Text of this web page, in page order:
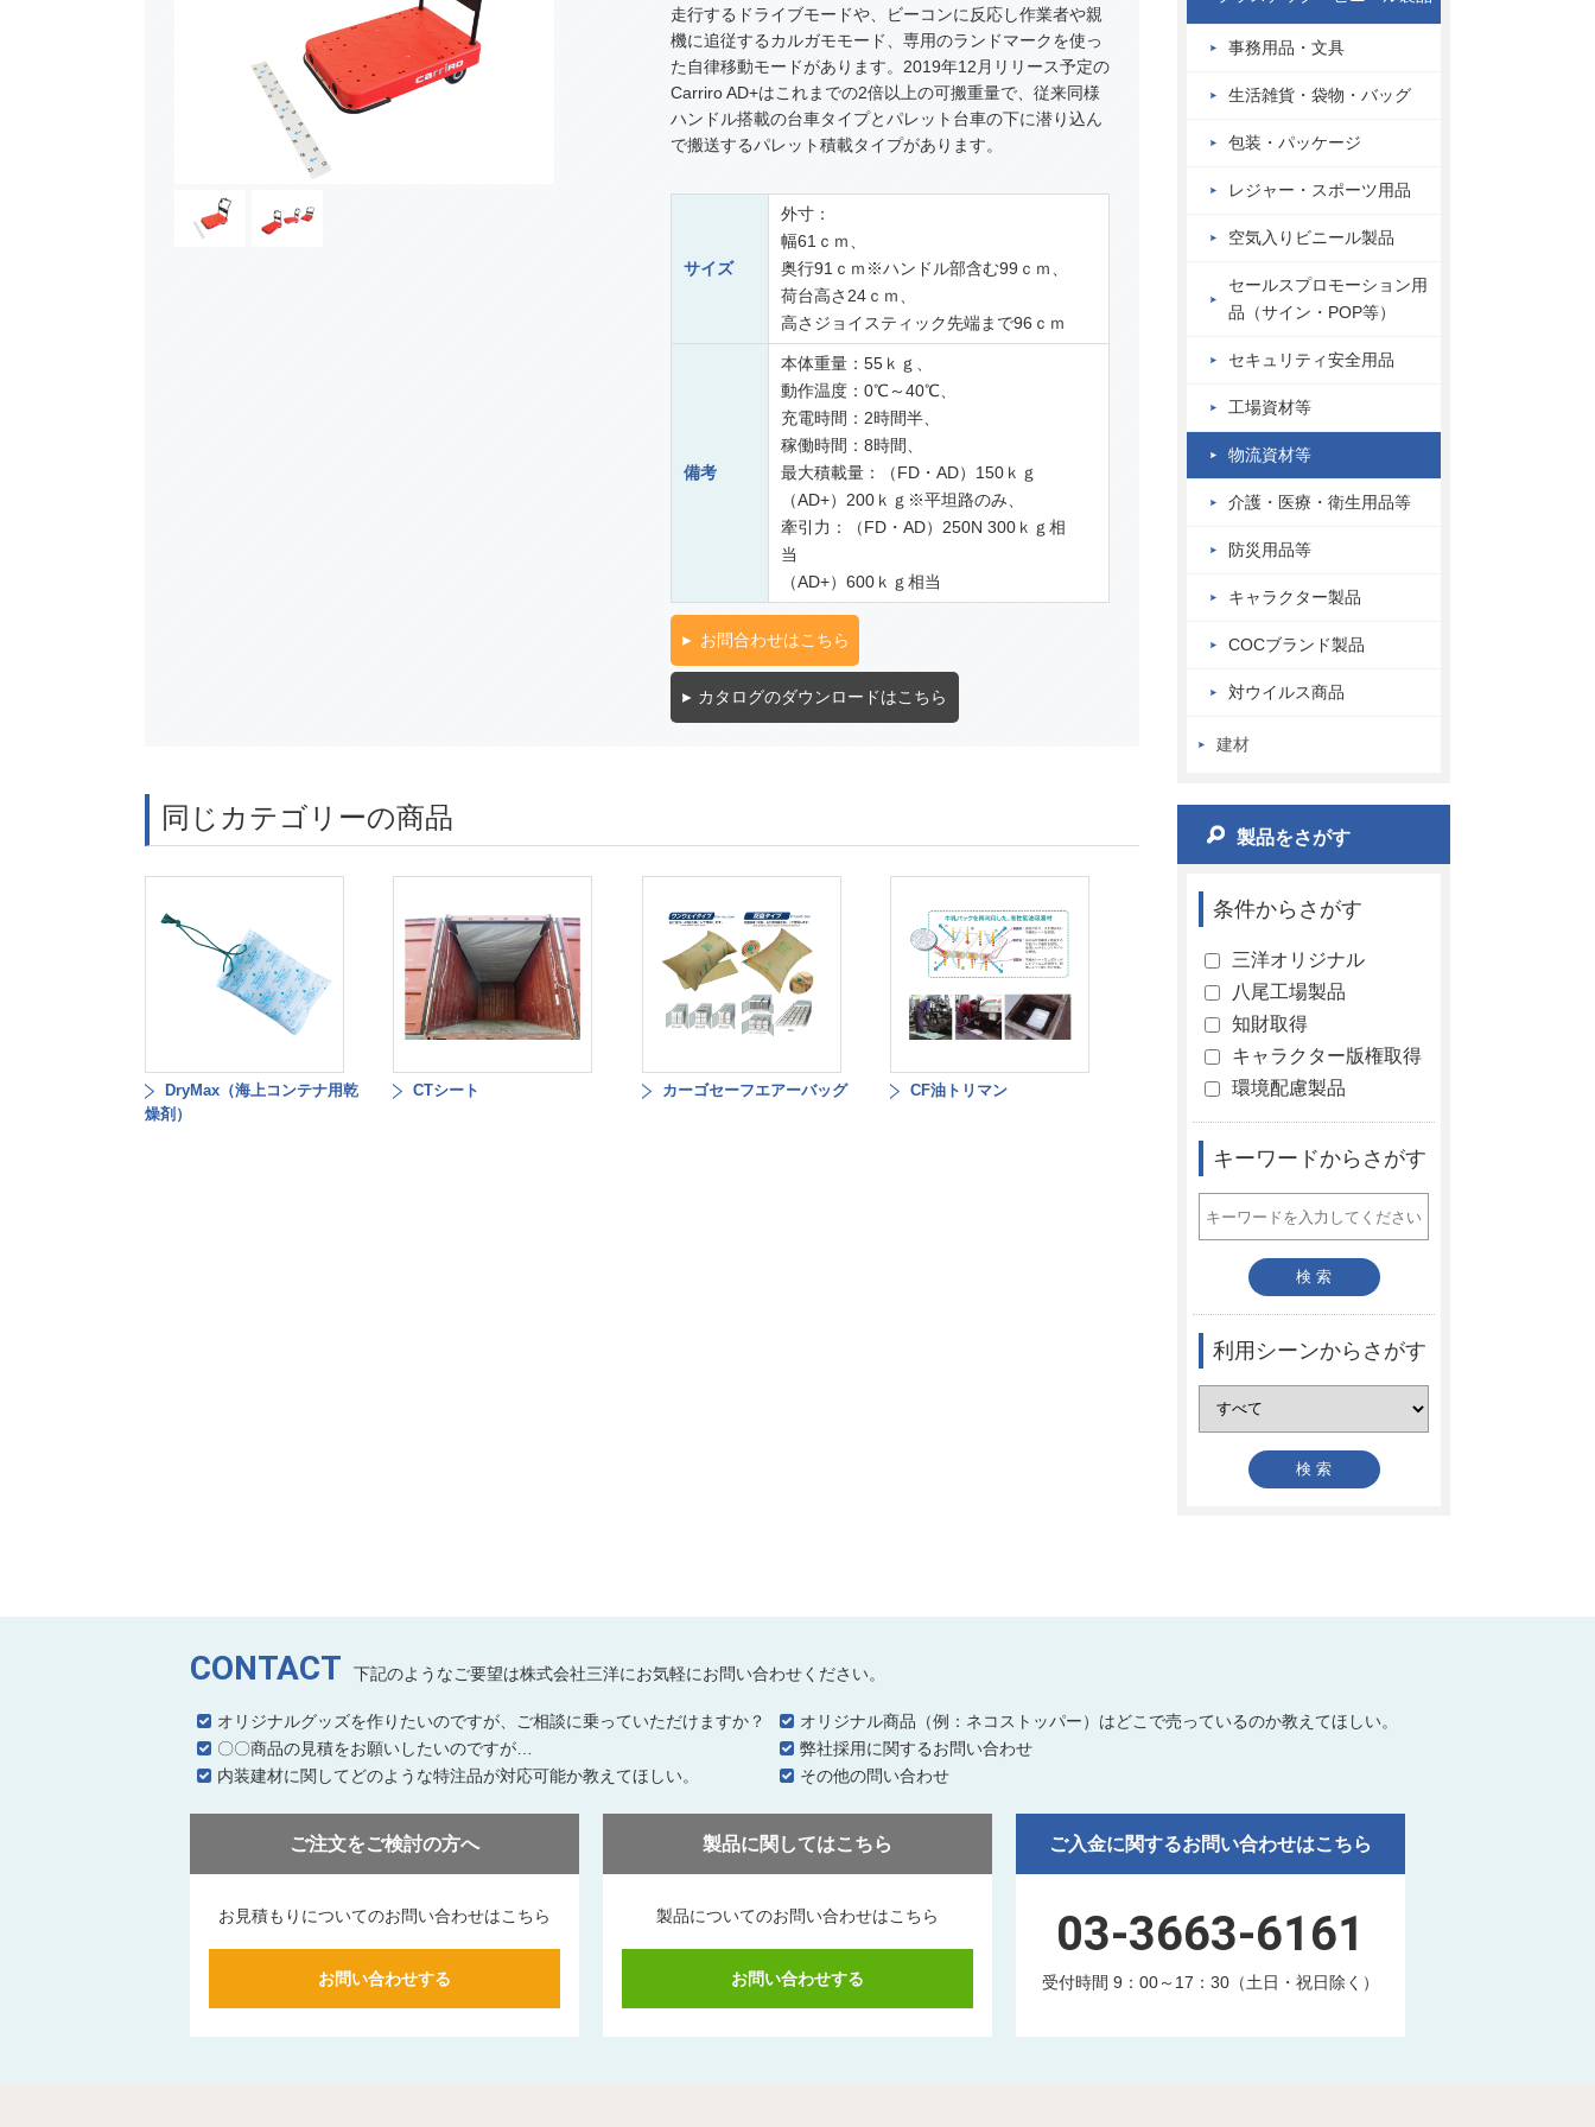
走行するドライブモードや、ビーコンに反応し作業者や親
機に追従するカルガモモード、専用のランドマークを使っ
た自律移動モードがあります。2019年12月リリース予定の
Carriro AD+はこれまでの2倍以上の可搬重量で、従来同様
ハンドル搭載の台車タイプとパレット台車の下に潜り込ん
で搬送するパレット積載タイプがあります。
サイズ
外寸：
幅61ｃｍ、
奥行91ｃｍ※ハンドル部含む99ｃｍ、
荷台高さ24ｃｍ、
高さジョイスティック先端まで96ｃｍ
備考
本体重量：55ｋｇ、
動作温度：0℃～40℃、
充電時間：2時間半、
稼働時間：8時間、
最大積載量：（FD・AD）150ｋｇ
（AD+）200ｋｇ※平坦路のみ、
牽引力：（FD・AD）250N 300ｋｇ相
当
（AD+）600ｋｇ相当
お問合わせはこちら
カタログのダウンロードはこちら
同じカテゴリーの商品
DryMax（海上コンテナ用乾
燥剤）
CTシート カーゴセーフエアーバッグ CF油トリマン
事務用品・文具
生活雑貨・袋物・バッグ
包装・パッケージ
レジャー・スポーツ用品
空気入りビニール製品
セールスプロモーション用
品（サイン・POP等）
セキュリティ安全用品
工場資材等
物流資材等
介護・医療・衛生用品等
防災用品等
キャラクター製品
COCブランド製品
対ウイルス商品
建材
製品をさがす
条件からさがす
三洋オリジナル
八尾工場製品
知財取得
キャラクター版権取得
環境配慮製品
キーワードからさがす
利用シーンからさがす
CONTACT 下記のようなご要望は株式会社三洋にお気軽にお問い合わせください。
オリジナルグッズを作りたいのですが、ご相談に乗っていただけますか？
〇〇商品の見積をお願いしたいのですが…
内装建材に関してどのような特注品が対応可能か教えてほしい。
オリジナル商品（例：ネコストッパー）はどこで売っているのか教えてほしい。
弊社採用に関するお問い合わせ
その他の問い合わせ
ご注文をご検討の方へ
お見積もりについてのお問い合わせはこちら
お問い合わせする
製品に関してはこちら
製品についてのお問い合わせはこちら
お問い合わせする
ご入金に関するお問い合わせはこちら
03-3663-6161
受付時間 9：00～17：30（土日・祝日除く）